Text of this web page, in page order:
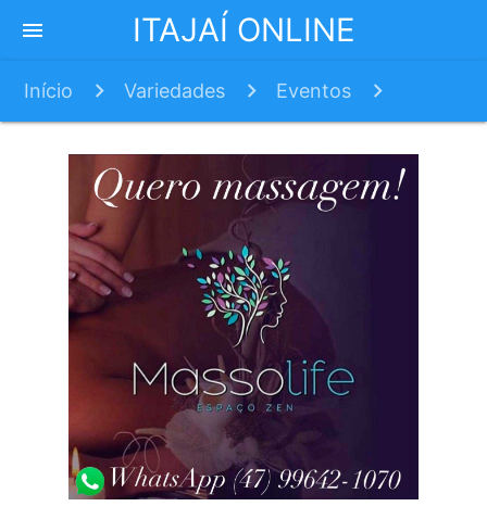
ITAJAÍ ONLINE
menu
Início Variedades Eventos
Marejada 2018 terá cardápio democrático para
atender diferentes públicos